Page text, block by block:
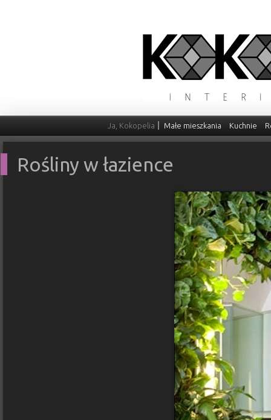
Ja, Kokopelia Małe mieszkania Kuchnie
Rośliny w łazience